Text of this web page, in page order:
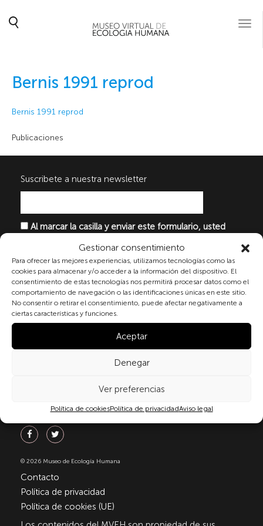
Gestionar consentimiento
Para ofrecer las mejores experiencias, utilizamos tecnologías como las
cookies para almacenar y/o acceder a la información del dispositivo. El
consentimiento de estas tecnologías nos permitirá procesar datos como el
comportamiento de navegación o las identificaciones únicas en este sitio.
No consentir o retirar el consentimiento, puede afectar negativamente a
ciertas características y funciones.
Aceptar
Denegar
Ver preferencias
Política de cookiesPolítica de privacidadAviso legal
Bernis 1991 reprod
Bernis 1991 reprod
Publicaciones
Suscribete a nuestra newsletter
Al marcar la casilla y enviar este formulario, usted
personales conforme a la normativa vigente en
materia de protección de datos personales, en
particular, de acuerdo con lo dispuesto en el
Reglamento (UE) 2016/679 del Parlamento Europeo y
del Consejo de 27 de abril de 2016 (RGPD) y la Ley
Orgánica 3/2018, de 5 de diciembre, de Protección de
Datos Personales y garantía de los derechos
digitale(LOPDGDD). Para más información puede
consultar nuestrapolítica de privacidad.
Síguenos
© 2026 Museo de Ecología Humana
Contacto
Política de privacidad
Política de cookies (UE)